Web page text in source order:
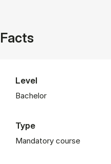
Facts
Level
Bachelor
Type
Mandatory course